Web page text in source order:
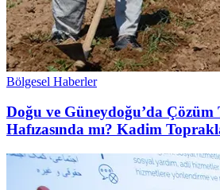
Bölgesel Haberler
Doğu ve Güneydoğu’da Çözüm
Hafızasında mı? Kadim